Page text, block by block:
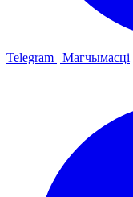
Telegram | Магчымасці